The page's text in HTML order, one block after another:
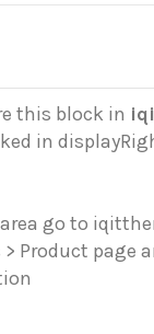
this block in
in
go to
Product page